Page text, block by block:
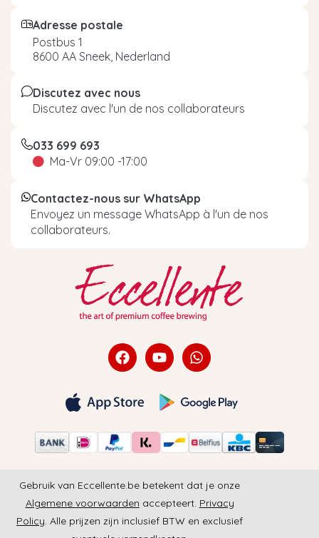
Adresse postale
Postbus 1
8600 AA Sneek, Nederland
Discutez avec nous
Discutez avec l'un de nos collaborateurs
033 699 693
Ma-Vr 09:00 -17:00
Contactez-nous sur WhatsApp
Envoyez un message WhatsApp à l'un de nos
collaborateurs.
Gebruik van Eccellente.be betekent dat je onze
Algemene voorwaarden accepteert. Privacy
Policy. Alle prijzen zijn inclusief BTW en exclusief